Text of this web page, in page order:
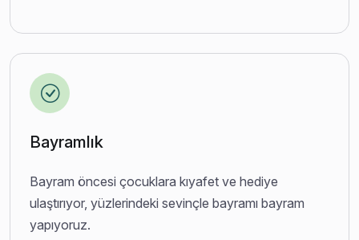
Bayramlık
Bayram öncesi çocuklara kıyafet ve hediye
ulaştırıyor, yüzlerindeki sevinçle bayramı bayram
yapıyoruz.